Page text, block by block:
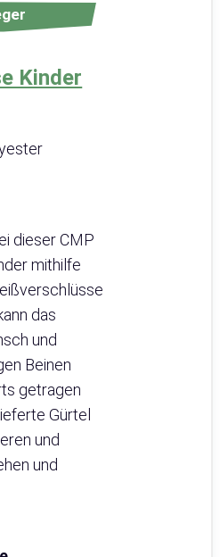
Kinder
dieser CMP
mithilfe
das
und
Beinen
getragen
Gürtel
und
und